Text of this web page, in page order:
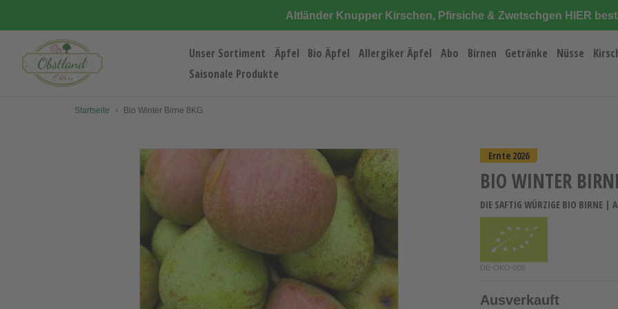
Altländer Knupper Kirschen, Pfirsiche & Zwetschgen HIER
Unser Sortiment Äpfel Bio Äpfel Allergiker Äpfel Abo Birnen Getränke Nüsse
Saisonale Produkte
Startseite › Bio Winter Birne 8KG
Ernte 2026
BIO WINTER
DIE SAFTIG WÜRZIGE BIO BIRNE |
DE-ÖKO-006
Ausverkauft